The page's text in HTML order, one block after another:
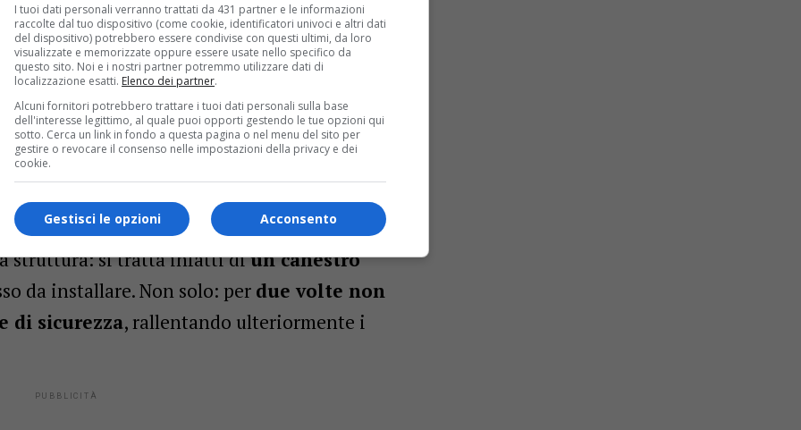
l’efficienza energetica: aumentano le case green e
che non arriva mai
lamancata sistemazione del canestro
oltre un anno di distanza dall’avvio
spiegato dall’assessoreTirelli, il problema
struttura: si tratta infatti diun canestro
da installare. Non solo: per due volte non
di sicurezza, rallentando ulteriormente i
I tuoi dati personali verranno trattati da 431 partner e le informazioni
raccolte dal tuo dispositivo (come cookie, identificatori univoci e altri dati
del dispositivo) potrebbero essere condivise con questi ultimi, da loro
visualizzate e memorizzate oppure essere usate nello specifico da
questo sito. Noi e i nostri partner potremmo utilizzare dati di
localizzazione esatti. Elenco dei partner.
Alcuni fornitori potrebbero trattare i tuoi dati personali sulla base
dell'interesse legittimo, al quale puoi opporti gestendo le tue opzioni qui
sotto. Cerca un link in fondo a questa pagina o nel menu del sito per
gestire o revocare il consenso nelle impostazioni della privacy e dei
cookie.
Acconsento
Gestisci le opzioni